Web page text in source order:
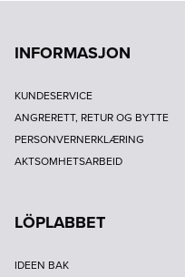
INFORMASJON
KUNDESERVICE
ANGRERETT, RETUR OG BYTTE
PERSONVERNERKLÆRING
AKTSOMHETSARBEID
LÖPLABBET
IDEEN BAK